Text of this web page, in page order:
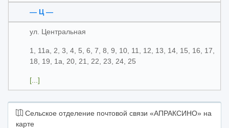
— Ц —
ул. Центральная
1, 11а, 2, 3, 4, 5, 6, 7, 8, 9, 10, 11, 12, 13, 14, 15, 16, 17,
18, 19, 1а, 20, 21, 22, 23, 24, 25
[...]
Сельское отделение почтовой связи «АПРАКСИНО» на
карте